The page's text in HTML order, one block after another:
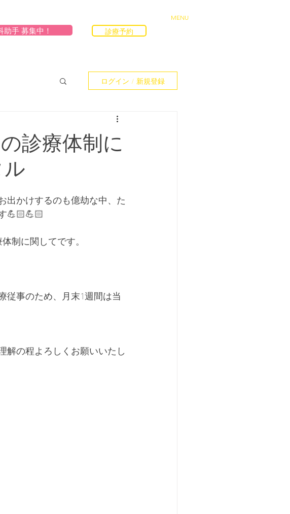
MENU
手 募集中！ 診療予約
ログイン / 新規登録
診療体制に
出かけするのも億劫な中、た
💪🏻💪🏻
制に関してです。
従事のため、月末1週間は当
解の程よろしくお願いいたし